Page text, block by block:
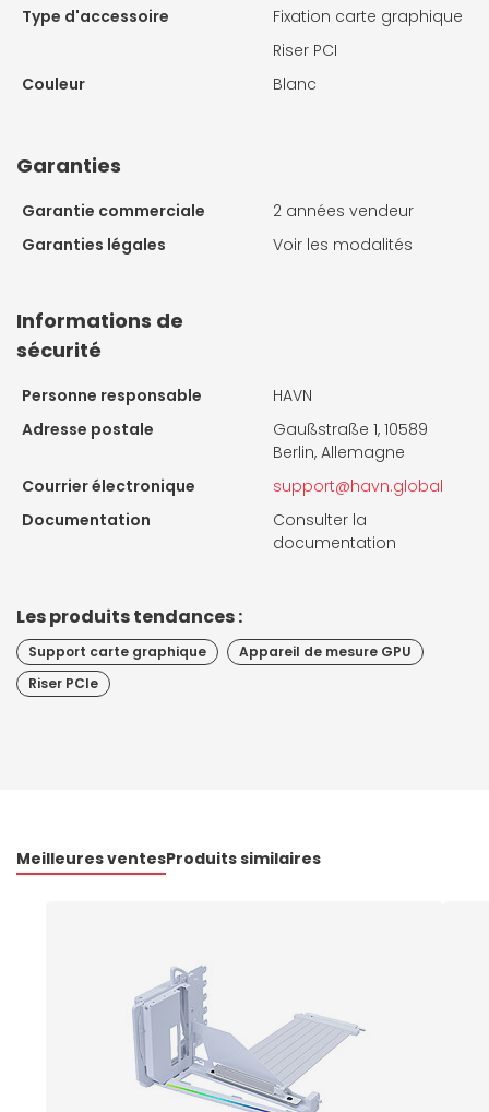
Type d'accessoire
Fixation carte graphique
Riser PCI
Couleur
Blanc
Garanties
Garantie commerciale
2 années vendeur
Garanties légales
Voir les modalités
Informations de
sécurité
Personne responsable
HAVN
Adresse postale
Gaußstraße 1, 10589
Berlin, Allemagne
Courrier électronique
support@havn.global
Documentation
Consulter la
documentation
Les produits tendances :
Support carte graphique
Appareil de mesure GPU
Riser PCIe
Meilleures ventesProduits similaires